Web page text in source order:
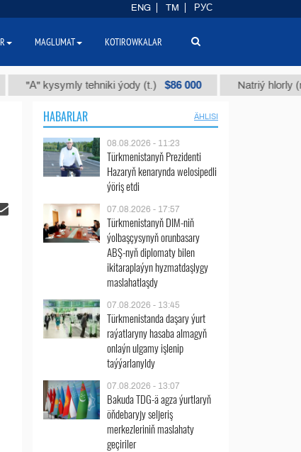
tehniki ýody (t.) $86 000 Natriý hlorly (nahar
HABARLAR ÄHLISI
08.08.2026 - 11:23
Türkmenistanyň Prezidenti
Hazaryň kenarynda welosipedli
ýöriş etdi
07.08.2026 - 17:57
Türkmenistanyň DIM-niň
ýolbaşçysynyň orunbasary
ABŞ-nyň diplomaty bilen
ikitaraplaýyn hyzmatdaşlygy
maslahatlaşdy
07.08.2026 - 13:45
Türkmenistanda daşary ýurt
raýatlaryny hasaba almagyň
onlaýn ulgamy işlenip
taýýarlanyldy
07.08.2026 - 13:07
Bakuda TDG-ä agza ýurtlaryň
öňdebaryjy seljeriş
merkezleriniň maslahaty
geçiriler
ENG TM РУС
MAGLUMAT KOTIROWKALAR